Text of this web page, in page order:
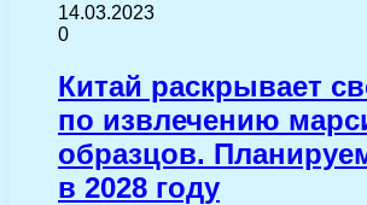
14.03.2023
0
Китай раскрывает
по извлечению
образцов.
в 2028 году